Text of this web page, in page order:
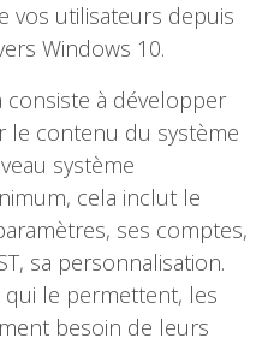
vos utilisateurs depuis
Windows 10.
consiste à développer
le contenu du système
système
cela inclut le
ses comptes,
sa personnalisation.
le permettent, les
besoin de leurs